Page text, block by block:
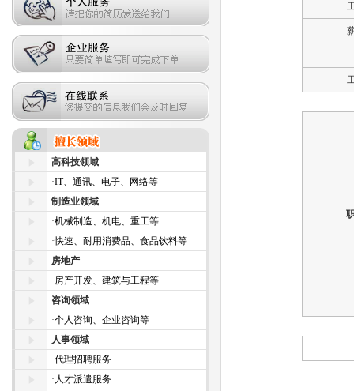
高科技领域
·IT、通讯、电子、网络等
制造业领域
·机械制造、机电、重工等
·快速、耐用消费品、食品饮料等
房地产
·房产开发、建筑与工程等
咨询领域
·个人咨询、企业咨询等
人事领域
·代理招聘服务
· 人才派遣服务
厦门猎头维尔斯-科技大亨面试时都
爱问什么样的面试问题？
厦门猎头维尔斯-来自杰出商界女性
的7条建议